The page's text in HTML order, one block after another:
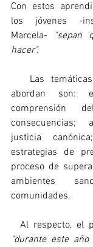
Con estos
los jóvenes -
Marcela-
"sepan
hacer".
abordan son:
comprensión
justicia
estrategias de
proceso de
ambientes
comunidades.
"durante este